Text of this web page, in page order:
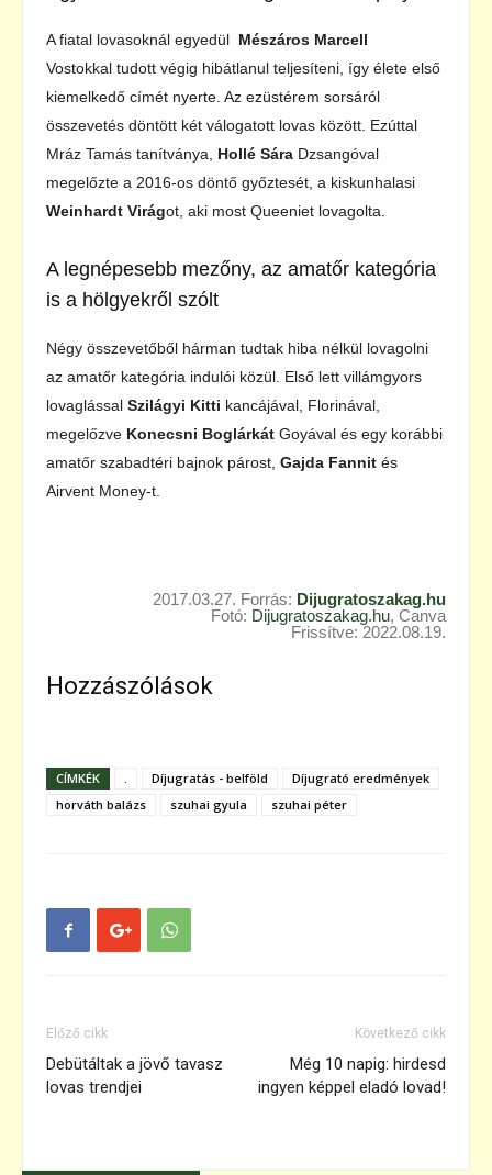
A fiatal lovasoknál egyedül Mészáros Marcell
Vostokkal tudott végig hibátlanul teljesíteni, így élete első
kiemelkedő címét nyerte. Az ezüstérem sorsáról
összevetés döntött két válogatott lovas között. Ezúttal
Mráz Tamás tanítványa, Hollé Sára Dzsangóval
megelőzte a 2016-os döntő győztesét, a kiskunhalasi
Weinhardt Virágot, aki most Queeniet lovagolta.
A legnépesebb mezőny, az amatőr kategória
is a hölgyekről szólt
Négy összevetőből hárman tudtak hiba nélkül lovagolni
az amatőr kategória indulói közül. Első lett villámgyors
lovaglással Szilágyi Kitti kancájával, Florinával,
megelőzve Konecsni Boglárkát Goyával és egy korábbi
amatőr szabadtéri bajnok párost, Gajda Fannit és
Airvent Money-t.
2017.03.27. Forrás: Dijugratoszakag.hu
Fotó: Dijugratoszakag.hu, Canva
Frissítve: 2022.08.19.
Hozzászólások
CÍMKÉK . Díjugratás - belföld
Díjugrató eredmények
horváth balázs
szuhai gyula szuhai péter
Előző cikk
Debütáltak a jövő tavasz
lovas trendjei
Következő cikk
Még 10 napig: hirdesd
ingyen képpel eladó lovad!